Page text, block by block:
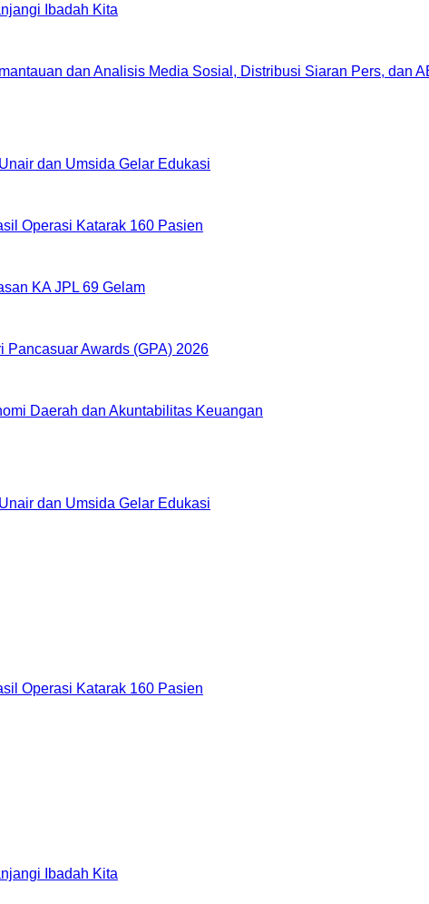
Ibadah Kita
dan Analisis Media Sosial, Distribusi Siaran Pers, dan
dan Umsida Gelar Edukasi
Operasi Katarak 160 Pasien
KA JPL 69 Gelam
Pancasuar Awards (GPA) 2026
Daerah dan Akuntabilitas Keuangan
dan Umsida Gelar Edukasi
Operasi Katarak 160 Pasien
Ibadah Kita